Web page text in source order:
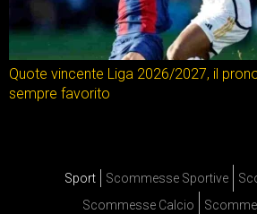
Quote vincente Liga 2026/2027, il
sempre favorito
Sport Scommesse Sportive
Scommesse Calcio